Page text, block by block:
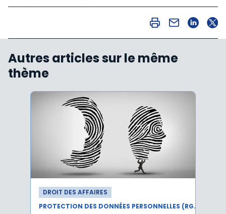
Autres articles sur le même
thème
DROIT DES AFFAIRES
PROTECTION DES DONNÉES PERSONNELLES (RGPD)